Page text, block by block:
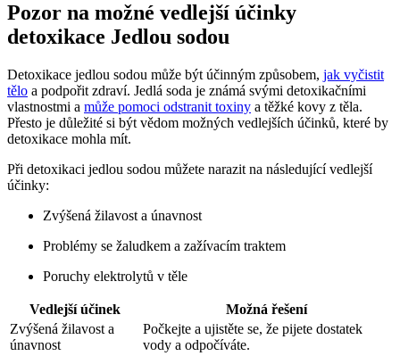
Pozor na možné vedlejší účinky
detoxikace Jedlou sodou
Detoxikace jedlou sodou může být účinným způsobem, jak vyčistit
tělo a podpořit zdraví. Jedlá soda je známá svými detoxikačními
vlastnostmi a může pomoci odstranit toxiny a těžké kovy z těla.
Přesto je důležité si být vědom možných vedlejších účinků, které by
detoxikace mohla mít.
Při detoxikaci jedlou sodou můžete narazit na následující vedlejší
účinky:
Zvýšená žilavost a únavnost
Problémy se žaludkem a zažívacím traktem
Poruchy elektrolytů v těle
Vedlejší účinek
Možná řešení
Zvýšená žilavost a
únavnost
Počkejte a ujistěte se, že pijete dostatek
vody a odpočíváte.